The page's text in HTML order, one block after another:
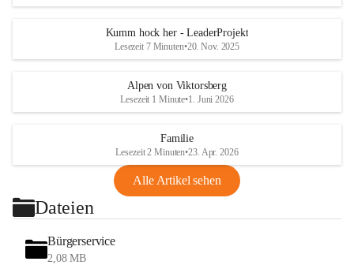
Kumm hock her - LeaderProjekt
Lesezeit 7 Minuten•20. Nov. 2025
Alpen von Viktorsberg
Lesezeit 1 Minute•1. Juni 2026
Familie
Lesezeit 2 Minuten•23. Apr. 2026
Alle Artikel sehen
Dateien
Bürgerservice
2,08 MB